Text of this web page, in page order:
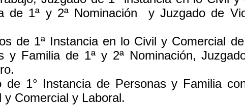
de 1ª y 2ª Nominación y Juzgado de
de 1ª Instancia en lo Civil y Comercial
Familia de 1ª y 2ª Nominación,
de 1° Instancia de Personas y Familia
Comercial y Laboral.